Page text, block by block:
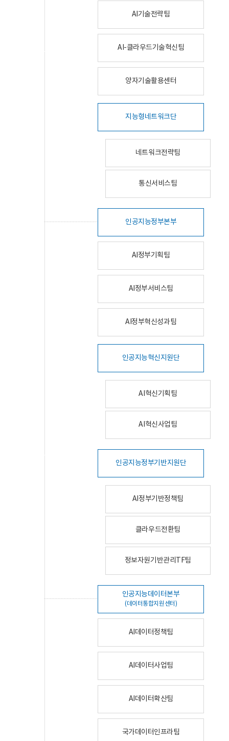
AI기술전략팀
AI-클라우드기술혁신팀
양자기술활용센터
지능형네트워크단
네트워크전략팀
통신서비스팀
인공지능정부본부
AI정부기획팀
AI정부서비스팀
AI정부혁신성과팀
인공지능혁신지원단
AI혁신기획팀
AI혁신사업팀
인공지능정부기반지원단
AI정부기반정책팀
클라우드전환팀
정보자원기반관리TF팀
인공지능데이터본부
(데이터통합지원센터)
AI데이터정책팀
AI데이터사업팀
AI데이터확산팀
국가데이터인프라팀